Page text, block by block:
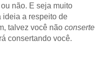
não. E seja muito
ideia a respeito de
talvez você não conserte
consertando você.